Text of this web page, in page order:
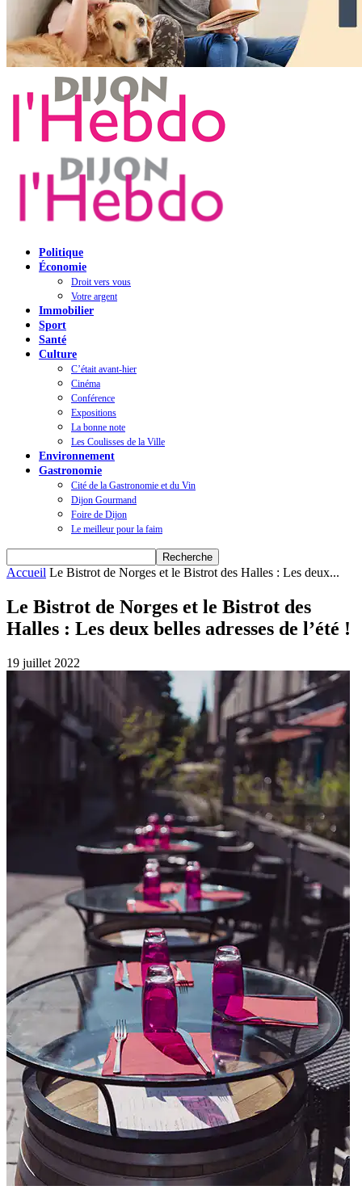
Politique
Économie
Droit vers vous
Votre argent
Immobilier
Sport
Santé
Culture
C’était avant-hier
Cinéma
Conférence
Expositions
La bonne note
Les Coulisses de la Ville
Environnement
Gastronomie
Cité de la Gastronomie et du Vin
Dijon Gourmand
Foire de Dijon
Le meilleur pour la faim
Accueil Le Bistrot de Norges et le Bistrot des Halles : Les deux...
Le Bistrot de Norges et le Bistrot des
Halles : Les deux belles adresses de l’été !
19 juillet 2022